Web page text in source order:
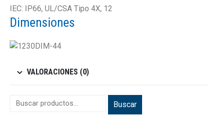
IEC: IP66, UL/CSA Tipo 4X, 12
Dimensiones
VALORACIONES (0)
Buscar